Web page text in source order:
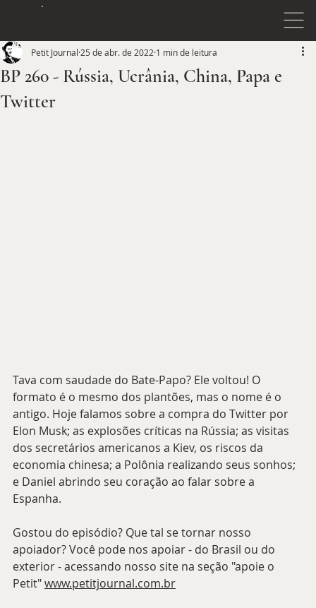
BP 260 - Rússia, Ucrânia, China, Papa e
Twitter
Petit Journal 25 de abr. de 2022 1 min de leitura
Tava com saudade do Bate-Papo? Ele voltou! O
formato é o mesmo dos plantões, mas o nome é o
antigo. Hoje falamos sobre a compra do Twitter por
Elon Musk; as explosões críticas na Rússia; as visitas
dos secretários americanos a Kiev, os riscos da
economia chinesa; a Polônia realizando seus sonhos;
e Daniel abrindo seu coração ao falar sobre a
Espanha.
Gostou do episódio? Que tal se tornar nosso
apoiador? Você pode nos apoiar - do Brasil ou do
exterior - acessando nosso site na seção "apoie o
Petit" www.petitjournal.com.br